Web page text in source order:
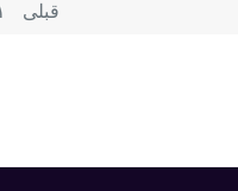
قبلی